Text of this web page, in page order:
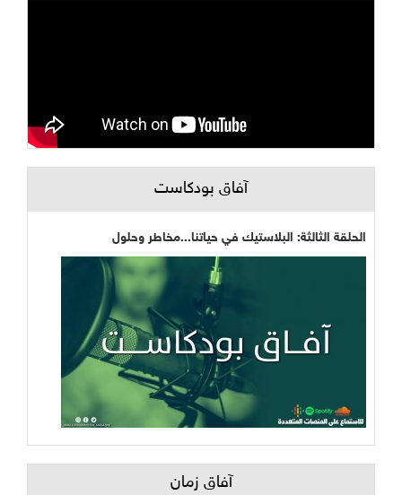
آفاق بودكاست
الحلقة الثالثة: البلاستيك في حياتنا...مخاطر وحلول
آفاق زمان